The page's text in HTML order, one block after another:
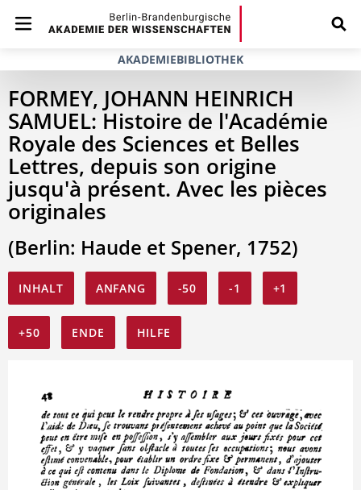
AKADEMIEBIBLIOTHEK
FORMEY, JOHANN HEINRICH
SAMUEL: Histoire de l'Académie
Royale des Sciences et Belles
Lettres, depuis son origine
jusqu'à présent. Avec les pièces
originales
(Berlin: Haude et Spener, 1752)
INHALT ANFANG -50 -1 +1
+50 ENDE HILFE